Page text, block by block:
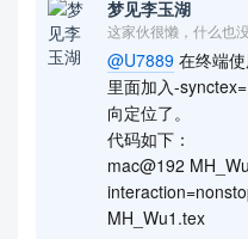
梦见李玉湖
这家伙很懒，什么也
@U7889 在终端
里面加入-
向定位了。
代码如下：
mac@192
MH_Wu1.tex